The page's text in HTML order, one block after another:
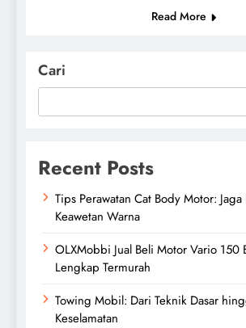
Read More
Cari
Recent Posts
Tips Perawatan Cat Body Motor:
Keawetan Warna
OLXMobbi Jual Beli Motor Vario 150
Lengkap Termurah
Towing Mobil: Dari Teknik Dasar
Keselamatan